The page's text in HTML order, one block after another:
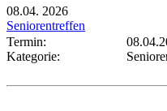
08.04. 2026
Seniorentreffen
Termin:
Kategorie: